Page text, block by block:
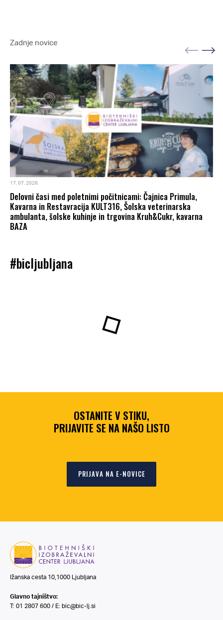
Zadnje novice
17. 07. 2026
Delovni časi med poletnimi počitnicami: Čajnica Primula,
Kavarna in Restavracija KULT316, Šolska veterinarska
ambulanta, šolske kuhinje in trgovina Kruh&Cukr, kavarna
BAZA
#bicljubljana
OSTANITE V STIKU,
PRIJAVITE SE NA NAŠO LISTO
PRIJAVA NA E-NOVICE
Ižanska cesta 10,1000 Ljubljana
Glavno tajništvo:
T: 01 2807 600 / E: bic@bic-lj.si